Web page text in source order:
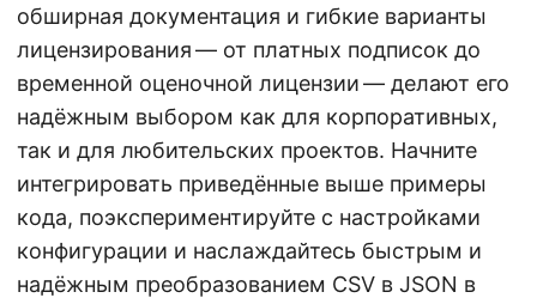
обширная документация и гибкие варианты
лицензирования — от платных подписок до
временной оценочной лицензии — делают его
надёжным выбором как для корпоративных,
так и для любительских проектов. Начните
интегрировать приведённые выше примеры
кода, поэкспериментируйте с настройками
конфигурации и наслаждайтесь быстрым и
надёжным преобразованием CSV в JSON в